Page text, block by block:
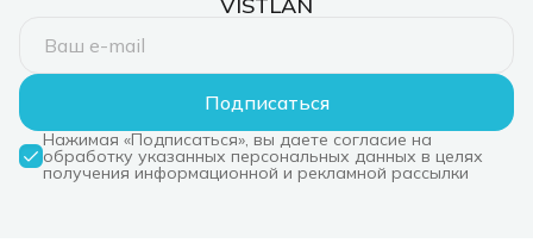
VISTLAN
Подписаться
Нажимая «Подписаться», вы даете согласие на
обработку указанных персональных данных в целях
получения информационной и рекламной рассылки